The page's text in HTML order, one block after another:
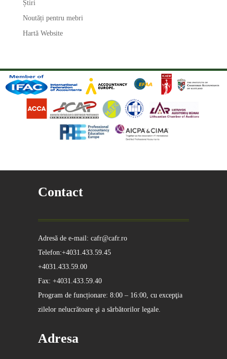
Știri
Noutăți pentru mebri
Hartă Website
Contact
Adresă de e-mail: cafr@cafr.ro
Telefon:+4031.433.59.45
+4031.433.59.00
Fax: +4031.433.59.40
Program de funcționare: 8:00 – 16:00, cu excepţia
zilelor nelucrătoare şi a sărbătorilor legale.
Adresa